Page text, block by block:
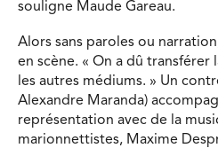
souligne Maude Gareau.
Alors sans paroles ou
en scène. « On a dû transférer
les autres médiums. » Un
Alexandre Maranda)
représentation avec de la
marionnettistes, Maxime